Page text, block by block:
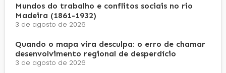
Mundos do trabalho e conflitos sociais no rio
Madeira (1861-1932)
3 de agosto de 2026
Quando o mapa vira desculpa: o erro de chamar
desenvolvimento regional de desperdício
3 de agosto de 2026